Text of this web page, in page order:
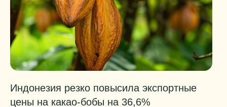
Индонезия резко повысила экспортные
цены на какао-бобы на 36,6%